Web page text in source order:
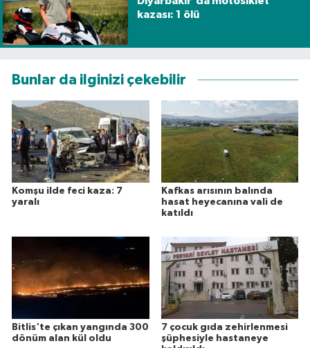
kazası: 1 ölü
Bunlar da ilginizi çekebilir
Komşu ilde feci kaza: 7
yaralı
Kafkas arısının balında
hasat heyecanına vali de
katıldı
Bitlis'te çıkan yangında 300
dönüm alan kül oldu
7 çocuk gıda zehirlenmesi
şüphesiyle hastaneye